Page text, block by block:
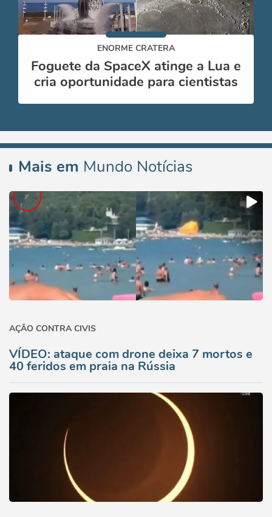
ENORME CRATERA
Foguete da SpaceX atinge a Lua e
cria oportunidade para cientistas
Mais em Mundo Notícias
AÇÃO CONTRA CIVIS
VÍDEO: ataque com drone deixa 7 mortos e
40 feridos em praia na Rússia